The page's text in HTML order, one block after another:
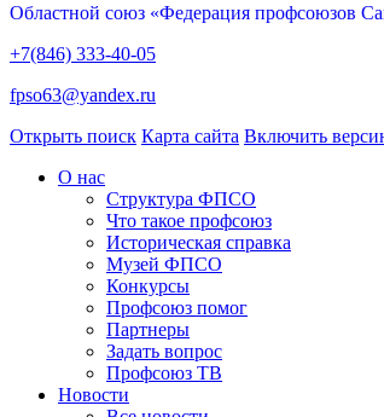
Областной союз «Федерация профсоюзов
+7(846) 333-40-05
fpso63@yandex.ru
Открыть поиск Карта сайта Включить
О нас
Структура ФПСО
Что такое профсоюз
Историческая справка
Музей ФПСО
Конкурсы
Профсоюз помог
Партнеры
Задать вопрос
Профсоюз ТВ
Новости